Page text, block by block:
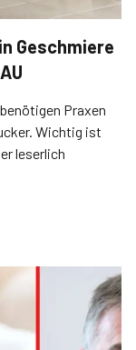
Geschmiere
Praxen
Wichtig ist
leserlich